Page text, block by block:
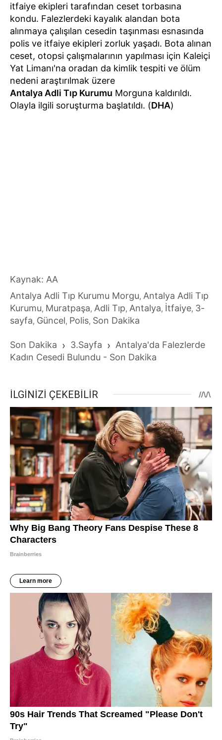
itfaiye ekipleri tarafından ceset torbasına
kondu. Falezlerdeki kayalık alandan bota
alınmaya çalışılan cesedin taşınması esnasında
polis ve itfaiye ekipleri zorluk yaşadı. Bota alınan
ceset, otopsi çalışmalarının yapılması için Kaleiçi
Yat Limanı'na oradan da kimlik tespiti ve ölüm
nedeni araştırılmak üzere
Antalya Adli Tıp Kurumu Morguna kaldırıldı.
Olayla ilgili soruşturma başlatıldı. (DHA)
Kaynak: AA
Antalya Adli Tıp Kurumu Morgu, Antalya Adli Tıp
Kurumu, Muratpaşa, Adli Tıp, Antalya, İtfaiye, 3-
sayfa, Güncel, Polis, Son Dakika
Son Dakika › 3.Sayfa › Antalya'da Falezlerde
Kadın Cesedi Bulundu - Son Dakika